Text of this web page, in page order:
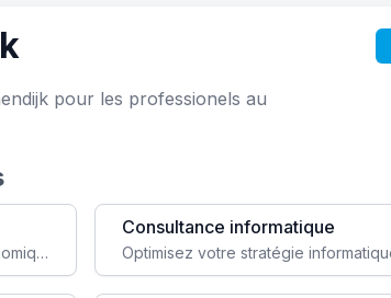
pour les professionels au
Simplifiez votre communication avec une solution VoIP flexible, économique et adaptée à vos besoins professionnels.
Consultance informatique